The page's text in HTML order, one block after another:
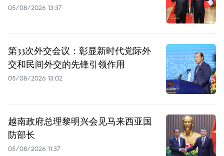
05/08/2026 13:37
第33次外交会议：彰显新时代党际外
交和民间外交的先锋引领作用
05/08/2026 13:02
越南政府总理黎明兴会见马来西亚国
防部长
05/08/2026 11:37